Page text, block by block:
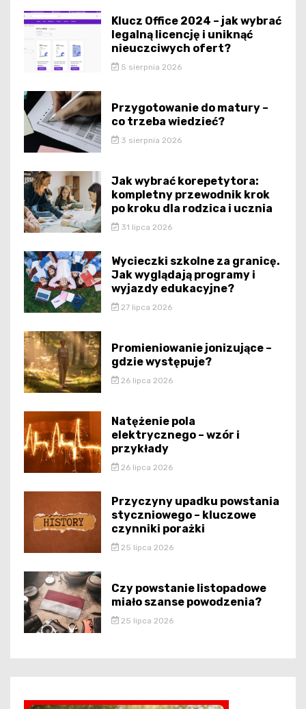
Klucz Office 2024 – jak wybrać
legalną licencję i uniknąć
nieuczciwych ofert?
5 sierpnia 2026
Przygotowanie do matury –
co trzeba wiedzieć?
3 sierpnia 2026
Jak wybrać korepetytora:
kompletny przewodnik krok
po kroku dla rodzica i ucznia
31 lipca 2026
Wycieczki szkolne za granicę.
Jak wyglądają programy i
wyjazdy edukacyjne?
27 lipca 2026
Promieniowanie jonizujące –
gdzie występuje?
26 lipca 2026
Natężenie pola
elektrycznego – wzór i
przykłady
26 lipca 2026
Przyczyny upadku powstania
styczniowego – kluczowe
czynniki porażki
25 lipca 2026
Czy powstanie listopadowe
miało szanse powodzenia?
25 lipca 2026